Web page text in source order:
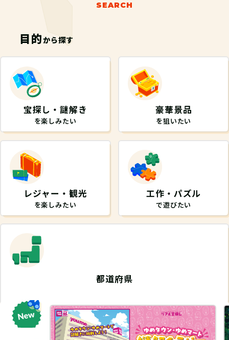
SEARCH
目的から探す
宝探し・謎解き
を楽しみたい
豪華景品
を狙いたい
レジャー・観光
を楽しみたい
工作・パズル
で遊びたい
都道府県